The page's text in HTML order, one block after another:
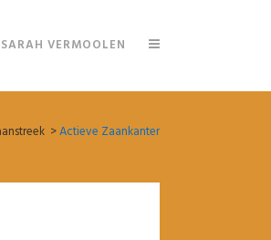
VERMOOLEN
>Actieve Zaankanter